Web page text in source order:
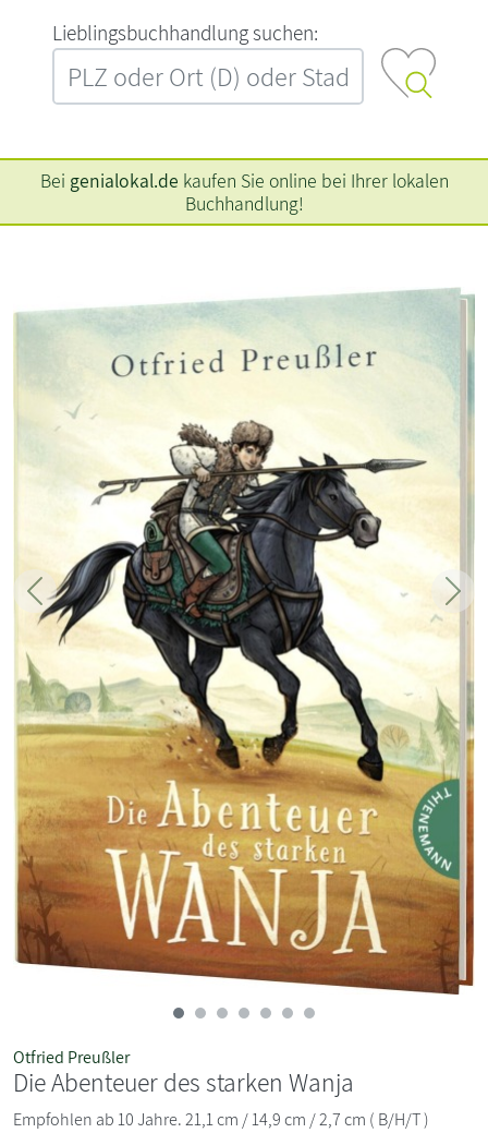
L‍i‍e‍b‍l‍i‍n‍g‍s‍b‍u‍c‍h‍h‍a‍n‍d‍l‍u‍n‍g‍ ‍s‍u‍c‍h‍e‍n‍:‍
Bei genialokal.de kaufen Sie online bei Ihrer lokalen
Buchhandlung!
Zurück
Otfried Preußler
Die Abenteuer des starken Wanja
Empfohlen ab 10 Jahre. 21,1 cm / 14,9 cm / 2,7 cm ( B/H/T )